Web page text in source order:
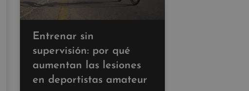
Entrenar sin
supervisión: por qué
aumentan las lesiones
en deportistas amateur